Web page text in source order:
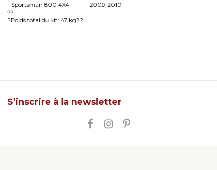
- Sportsman 800 4X4 2009-2010
??
?Poids total du kit: 47 kg?.?
S’inscrire à la newsletter